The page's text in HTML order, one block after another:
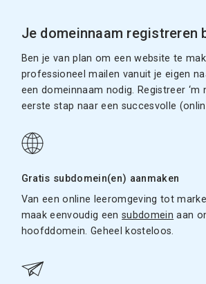
Je domeinnaam registreren
Ben je van plan om een website te
professioneel mailen vanuit je eigen
een domeinnaam nodig. Registreer ‘m
eerste stap naar een succesvolle
Gratis subdomein(en) aanmaken
Van een online leeromgeving tot
maak eenvoudig eensubdomein aan
hoofddomein. Geheel kosteloos.